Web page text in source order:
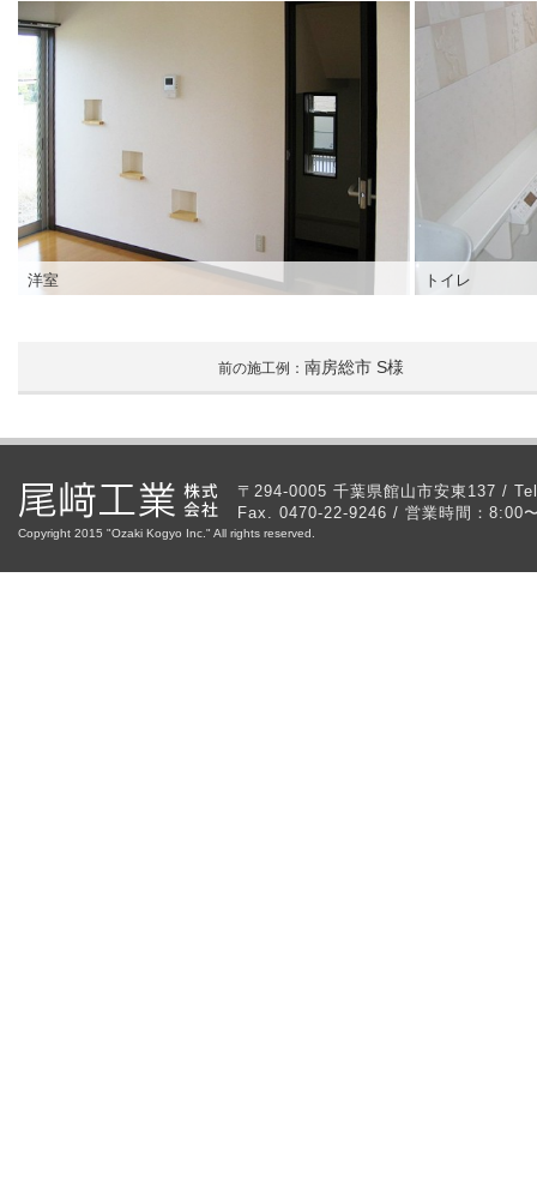
洋室 トイレ
前の施工例： 南房総市 S様
〒294-0005 千葉県館山市安東137 /
Fax. 0470-22-9246 / 営業時間：8:00
Copyright 2015 "Ozaki Kogyo Inc." All rights reserved.